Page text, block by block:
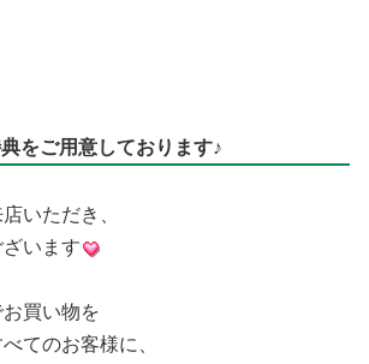
をご用意しております♪
いただき、
います
買い物を
てのお客様に、